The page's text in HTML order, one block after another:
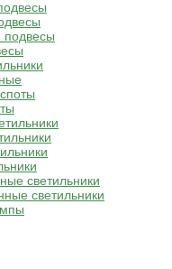
подвесы
светильники
светильники